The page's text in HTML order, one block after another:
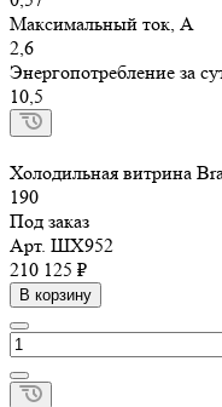
Максимальный ток, А
2,6
Энергопотребление за
10,5
Холодильная витрина
190
Под заказ
Арт. ШХ952
210 125 ₽
В корзину